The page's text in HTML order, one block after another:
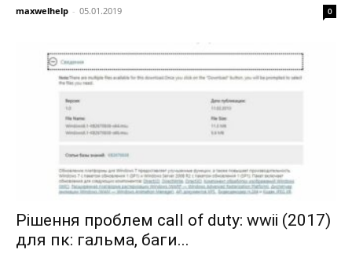
maxwelhelp - 05.01.2019 0
Рішення проблем call of duty: wwii (2017)
для пк: гальма, баги...